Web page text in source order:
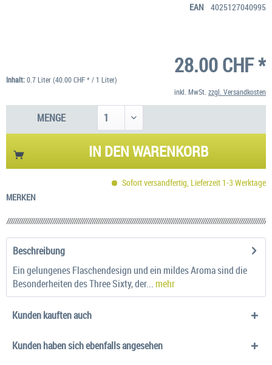
EAN
4025127040995
28.00 CHF *
Inhalt:0.7 Liter (40.00 CHF * / 1 Liter)
inkl. MwSt. zzgl. Versandkosten
MENGE
IN DENWARENKORB
Sofort versandfertig, Lieferzeit 1-3 Werktage
MERKEN
Beschreibung
Ein gelungenes Flaschendesign und ein mildes Aroma sind die
Besonderheiten des Three Sixty, der... mehr
Kunden kauften auch
Kunden haben sich ebenfalls angesehen